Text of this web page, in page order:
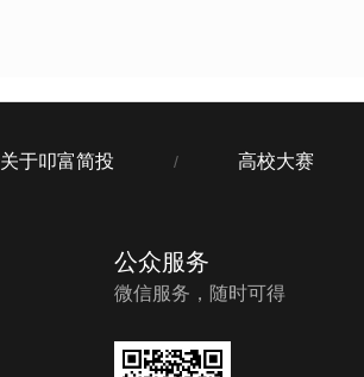
关于叩富简投 / 高校大赛
公众服务
微信服务，随时可得